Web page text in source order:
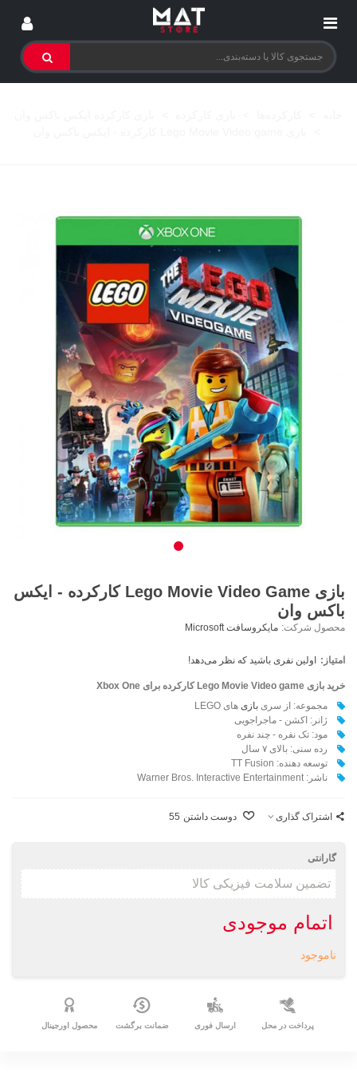
بازی Lego Movie Video Game کارکرده - ایکس
باکس وان
محصول شرکت: مایکروسافت Microsoft
امتیاز: اولین نفری باشید که نظر می‌دهد!
خرید بازی Lego Movie Video game کارکرده
برای Xbox One
مجموعه: از سریبازی های LEGO
ژانر: اکشن - ماجراجویی
مود: تک نفره - چند نفره
رده سنی: بالای ۷ سال
توسعه دهنده: TT Fusion
ناشر: Warner Bros. Interactive Entertainment
اشتراک گذاری دوست داشتن 55
گارانتی
اتمام موجودی
ناموجود
پرداخت در محل ارسال فوری ضمانت برگشت محصول اورجینال